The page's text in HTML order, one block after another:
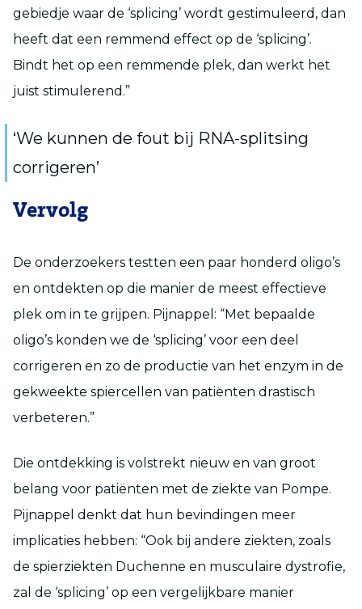
gebiedje waar de ‘splicing’ wordt gestimuleerd, dan
heeft dat een remmend effect op de ‘splicing’.
Bindt het op een remmende plek, dan werkt het
juist stimulerend.”
‘We kunnen de fout bij RNA-splitsing
corrigeren’
Vervolg
De onderzoekers testten een paar honderd oligo’s
en ontdekten op die manier de meest effectieve
plek om in te grijpen. Pijnappel: “Met bepaalde
oligo’s konden we de ‘splicing’ voor een deel
corrigeren en zo de productie van het enzym in de
gekweekte spiercellen van patiënten drastisch
verbeteren.”
Die ontdekking is volstrekt nieuw en van groot
belang voor patiënten met de ziekte van Pompe.
Pijnappel denkt dat hun bevindingen meer
implicaties hebben: “Ook bij andere ziekten, zoals
de spierziekten Duchenne en musculaire dystrofie,
zal de ‘splicing’ op een vergelijkbare manier